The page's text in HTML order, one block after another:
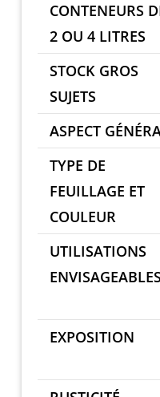
CONTENEURS
2 OU 4 LITRES
STOCK GROS
SUJETS
ASPECT
TYPE DE
FEUILLAGE ET
COULEUR
UTILISATIONS
ENVISAGEABLES
EXPOSITION